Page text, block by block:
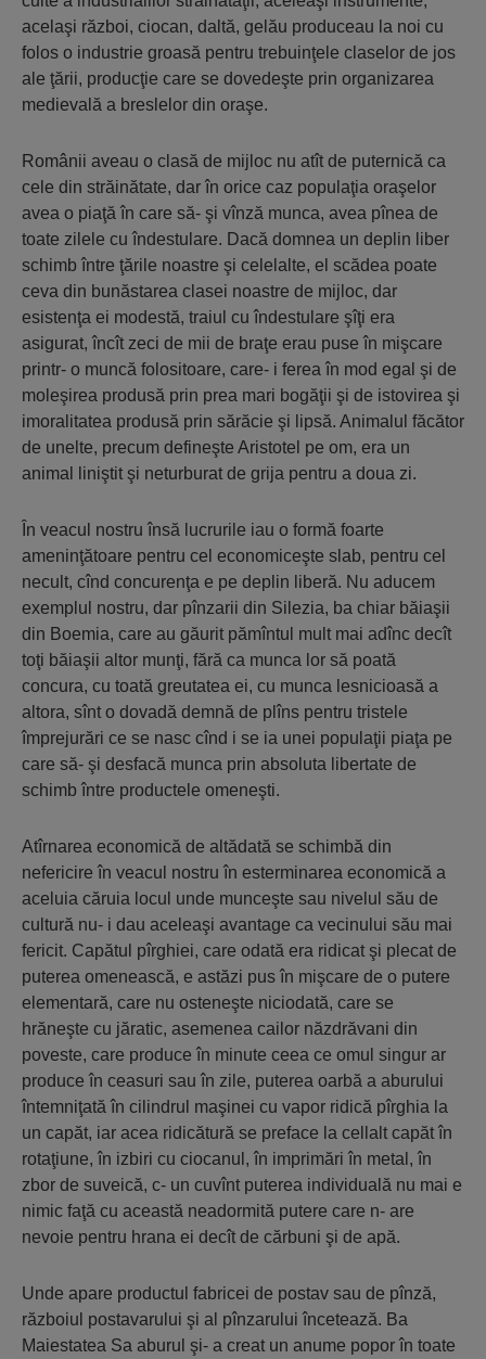
acelaşi război, ciocan, daltă, gelău produceau la noi cu
folos o industrie groasă pentru trebuinţele claselor de jos
ale ţării, producţie care se dovedeşte prin organizarea
medievală a breslelor din oraşe.
Românii aveau o clasă de mijloc nu atît de puternică ca
cele din străinătate, dar în orice caz populaţia oraşelor
avea o piaţă în care să- şi vînză munca, avea pînea de
toate zilele cu îndestulare. Dacă domnea un deplin liber
schimb între ţările noastre şi celelalte, el scădea poate
ceva din bunăstarea clasei noastre de mijloc, dar
esistenţa ei modestă, traiul cu îndestulare şîţi era
asigurat, încît zeci de mii de braţe erau puse în mişcare
printr- o muncă folositoare, care- i ferea în mod egal şi de
moleşirea produsă prin prea mari bogăţii şi de istovirea şi
imoralitatea produsă prin sărăcie şi lipsă. Animalul făcător
de unelte, precum defineşte Aristotel pe om, era un
animal liniştit şi neturburat de grija pentru a doua zi.
În veacul nostru însă lucrurile iau o formă foarte
ameninţătoare pentru cel economiceşte slab, pentru cel
necult, cînd concurenţa e pe deplin liberă. Nu aducem
exemplul nostru, dar pînzarii din Silezia, ba chiar băiaşii
din Boemia, care au găurit pămîntul mult mai adînc decît
toţi băiaşii altor munţi, fără ca munca lor să poată
concura, cu toată greutatea ei, cu munca lesnicioasă a
altora, sînt o dovadă demnă de plîns pentru tristele
împrejurări ce se nasc cînd i se ia unei populaţii piaţa pe
care să- şi desfacă munca prin absoluta libertate de
schimb între productele omeneşti.
Atîrnarea economică de altădată se schimbă din
nefericire în veacul nostru în esterminarea economică a
aceluia căruia locul unde munceşte sau nivelul său de
cultură nu- i dau aceleaşi avantage ca vecinului său mai
fericit. Capătul pîrghiei, care odată era ridicat şi plecat de
puterea omenească, e astăzi pus în mişcare de o putere
elementară, care nu osteneşte niciodată, care se
hrăneşte cu jăratic, asemenea cailor năzdrăvani din
poveste, care produce în minute ceea ce omul singur ar
produce în ceasuri sau în zile, puterea oarbă a aburului
întemniţată în cilindrul maşinei cu vapor ridică pîrghia la
un capăt, iar acea ridicătură se preface la cellalt capăt în
rotaţiune, în izbiri cu ciocanul, în imprimări în metal, în
zbor de suveică, c- un cuvînt puterea individuală nu mai e
nimic faţă cu această neadormită putere care n- are
nevoie pentru hrana ei decît de cărbuni şi de apă.
Unde apare productul fabricei de postav sau de pînză,
războiul postavarului şi al pînzarului încetează. Ba
Maiestatea Sa aburul şi- a creat un anume popor în toate